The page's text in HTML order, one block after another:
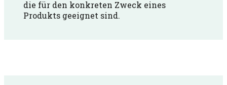
die für den konkreten Zweck eines
Produkts geeignet sind.